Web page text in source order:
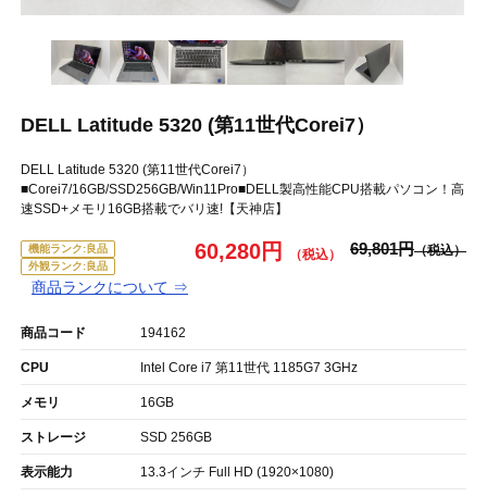
DELL Latitude 5320 (第11世代Corei7）
DELL Latitude 5320 (第11世代Corei7）
■Corei7/16GB/SSD256GB/Win11Pro■DELL製高性能CPU搭載パソコン！高
速SSD+メモリ16GB搭載でバリ速!【天神店】
機能ランク:良品
外観ランク:良品
商品ランクについて ⇒
60,280円 69,801円
商品コード 194162
CPU Intel Core i7 第11世代 1185G7 3GHz
メモリ 16GB
ストレージ SSD 256GB
表示能力 13.3インチ Full HD (1920×1080)